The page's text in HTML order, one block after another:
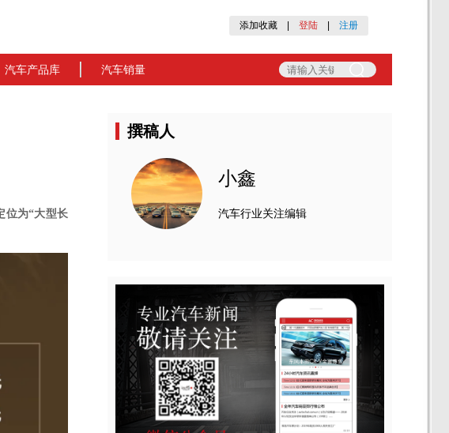
添加收藏 登陆 注册
汽车产品库 汽车销量
位为“大型长
撰稿人
小鑫
汽车行业关注编辑